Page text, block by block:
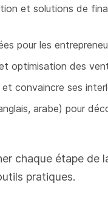
et solutions de
pour les
optimisation des
convaincre ses
arabe) pour
chaque étape de
pratiques.